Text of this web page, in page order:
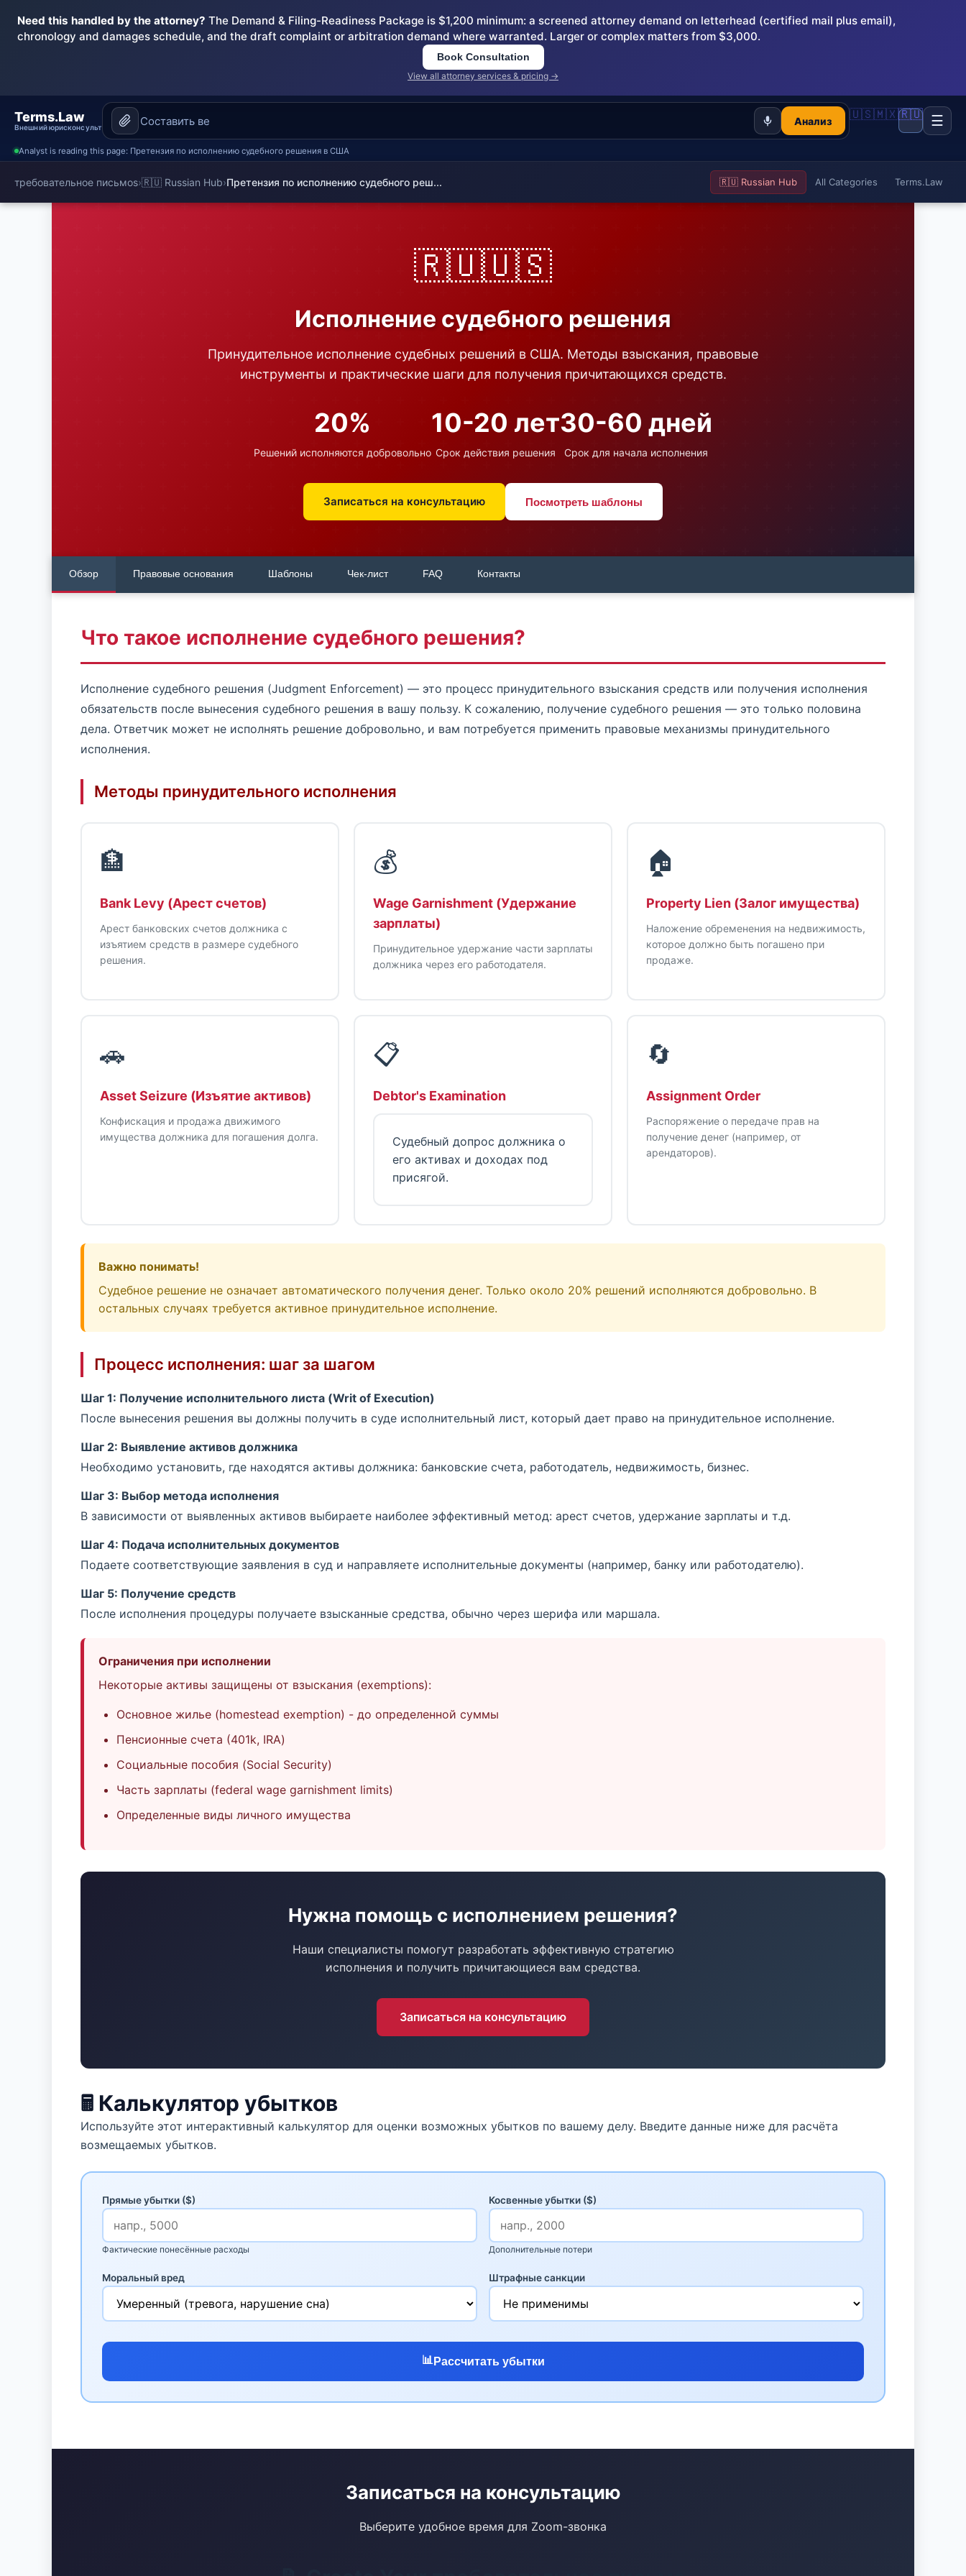
Need this handled by the attorney? The Demand & Filing-Readiness Package is $1,200 minimum: a screened attorney demand on letterhead (certified mail plus email),
chronology and damages schedule, and the draft complaint or arbitration demand where warranted. Larger or complex matters from $3,000.
Book Consultation
View all attorney services & pricing →
Terms.Law
Внешний юрисконсульт
Анализ 🇺🇸🇲🇽🇷🇺 ☰
Analyst is reading this page: Претензия по исполнению судебного решения в США
требовательное письмоs›🇷🇺 Russian Hub›Претензия по исполнению судебного реш... 🇷🇺 Russian Hub All Categories Terms.Law
🇷🇺🇺🇸
Исполнение судебного решения
Принудительное исполнение судебных решений в США. Методы взыскания, правовые
инструменты и практические шаги для получения причитающихся средств.
20%
Решений исполняются добровольно
10-20 лет
Срок действия решения
30-60 дней
Срок для начала исполнения
Записаться на консультацию Посмотреть шаблоны
Обзор Правовые основания Шаблоны Чек-лист FAQ Контакты
Что такое исполнение судебного решения?
Исполнение судебного решения (Judgment Enforcement) — это процесс принудительного взыскания средств или получения исполнения
обязательств после вынесения судебного решения в вашу пользу. К сожалению, получение судебного решения — это только половина
дела. Ответчик может не исполнять решение добровольно, и вам потребуется применить правовые механизмы принудительного
исполнения.
Методы принудительного исполнения
🏦
Bank Levy (Арест счетов)
Арест банковских счетов должника с
изъятием средств в размере судебного
решения.
💰
Wage Garnishment (Удержание
зарплаты)
Принудительное удержание части зарплаты
должника через его работодателя.
🏠
Property Lien (Залог имущества)
Наложение обременения на недвижимость,
которое должно быть погашено при
продаже.
🚗
Asset Seizure (Изъятие активов)
Конфискация и продажа движимого
имущества должника для погашения долга.
📋
Debtor's Examination
Судебный допрос должника о
его активах и доходах под
присягой.
🔄
Assignment Order
Распоряжение о передаче прав на
получение денег (например, от
арендаторов).
Важно понимать!
Судебное решение не означает автоматического получения денег. Только около 20% решений исполняются добровольно. В
остальных случаях требуется активное принудительное исполнение.
Процесс исполнения: шаг за шагом
Шаг 1: Получение исполнительного листа (Writ of Execution)
После вынесения решения вы должны получить в суде исполнительный лист, который дает право на принудительное исполнение.
Шаг 2: Выявление активов должника
Необходимо установить, где находятся активы должника: банковские счета, работодатель, недвижимость, бизнес.
Шаг 3: Выбор метода исполнения
В зависимости от выявленных активов выбираете наиболее эффективный метод: арест счетов, удержание зарплаты и т.д.
Шаг 4: Подача исполнительных документов
Подаете соответствующие заявления в суд и направляете исполнительные документы (например, банку или работодателю).
Шаг 5: Получение средств
После исполнения процедуры получаете взысканные средства, обычно через шерифа или маршала.
Ограничения при исполнении
Некоторые активы защищены от взыскания (exemptions):
Основное жилье (homestead exemption) - до определенной суммы
Пенсионные счета (401k, IRA)
Социальные пособия (Social Security)
Часть зарплаты (federal wage garnishment limits)
Определенные виды личного имущества
Нужна помощь с исполнением решения?
Наши специалисты помогут разработать эффективную стратегию
исполнения и получить причитающиеся вам средства.
Записаться на консультацию
🖩 Калькулятор убытков
Используйте этот интерактивный калькулятор для оценки возможных убытков по вашему делу. Введите данные ниже для расчёта
возмещаемых убытков.
Прямые убытки ($)
Фактические понесённые расходы
Косвенные убытки ($)
Дополнительные потери
Моральный вред Штрафные санкции
📊Рассчитать убытки
Записаться на консультацию
Выберите удобное время для Zoom-звонка